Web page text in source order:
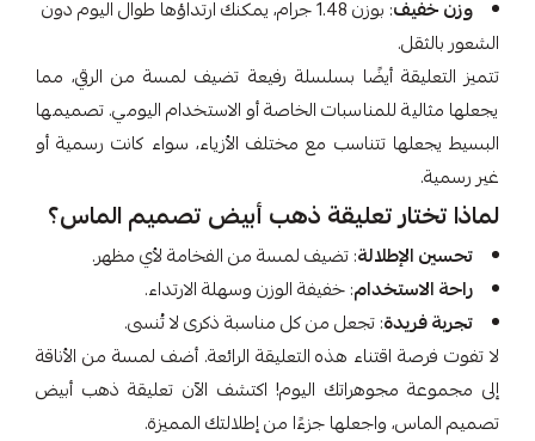
وزن خفيف
: بوزن 1.48 جرام، يمكنك ارتداؤها طوال اليوم دون
الشعور بالثقل.
تتميز التعليقة أيضًا بسلسلة رفيعة تضيف لمسة من الرقي، مما
يجعلها مثالية للمناسبات الخاصة أو الاستخدام اليومي. تصميمها
البسيط يجعلها تتناسب مع مختلف الأزياء، سواء كانت رسمية أو
غير رسمية.
لماذا تختار تعليقة ذهب أبيض تصميم الماس؟
تحسين الإطلالة: تضيف لمسة من الفخامة لأي مظهر.
راحة الاستخدام: خفيفة الوزن وسهلة الارتداء.
تجربة فريدة: تجعل من كل مناسبة ذكرى لا تُنسى.
لا تفوت فرصة اقتناء هذه التعليقة الرائعة. أضف لمسة من الأناقة
إلى مجموعة مجوهراتك اليوم! اكتشف الآن تعليقة ذهب أبيض
تصميم الماس، واجعلها جزءًا من إطلالتك المميزة.